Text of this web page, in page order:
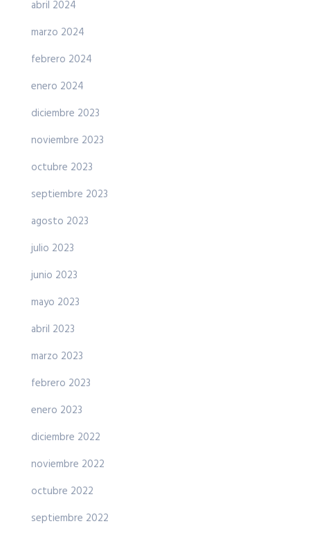
abril 2024
marzo 2024
febrero 2024
enero 2024
diciembre 2023
noviembre 2023
octubre 2023
septiembre 2023
agosto 2023
julio 2023
junio 2023
mayo 2023
abril 2023
marzo 2023
febrero 2023
enero 2023
diciembre 2022
noviembre 2022
octubre 2022
septiembre 2022